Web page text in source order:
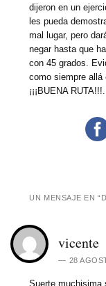
dijeron en un
les pueda
mal lugar, pero
negar hasta que
con 45 grados.
como siempre allá
¡¡¡BUENA RUTA!!!.
UN MENSAJE EN “
vicente
28
Suerte muchisima